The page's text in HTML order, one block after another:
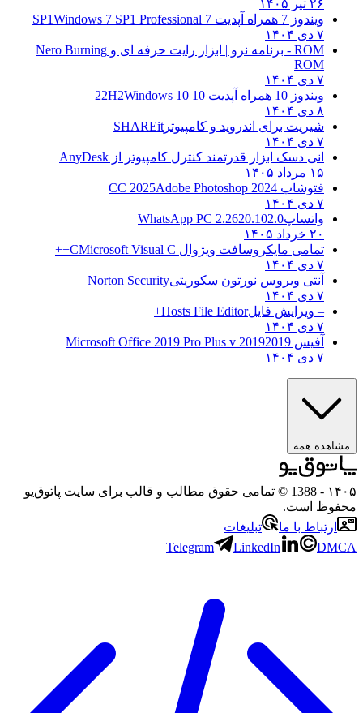
ویندوز 7 همراه آپدیت 7 SP1
Windows 7 SP1 Professional
ROM - برنامه نرو | ابزار رایت حرفه ای و
Nero Burning
ویندوز 10 همراه آپدیت 10 22H2
Windows 10
شیریت برای اندروید و کامپیوترSHAREit
انی دسک ابزار قدرتمند کنترل کامپیوتر ازAnyDesk
فتوشاپ CC 2025Adobe Photoshop 2024
واتساپ WhatsApp PC 2.2620.102.0
تمامی مایکروسافت ویژوال CMicrosoft Visual C++
آنتی ویروس نورتون سکوریتیNorton Security
– ویرایش فایل Hosts File Editor+
آفیس 2019
2019 Microsoft Office 2019 Pro Plus v
همه
- 1388 © تمامی حقوق مطالب و قالب برای سایت پاتوق‌یو
است.
با ما
تبلیغات
Telegram
LinkedIn